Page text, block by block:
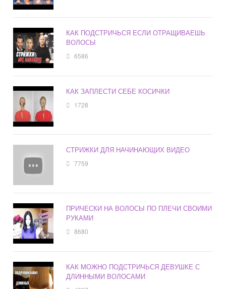
КАК ПОДСТРИЧЬСЯ ЕСЛИ ОТРАЩИВАЕШЬ
ВОЛОСЫ
6586
КАК ЗАПЛЕСТИ СЕБЕ КОСИЧКИ
1728
СТРИЖКИ ДЛЯ НАЧИНАЮЩИХ ВИДЕО
7759
ПРИЧЕСКИ НА ВОЛОСЫ ПО ПЛЕЧИ СВОИМИ
РУКАМИ
8680
КАК МОЖНО ПОДСТРИЧЬСЯ ДЕВУШКЕ С
ДЛИННЫМИ ВОЛОСАМИ